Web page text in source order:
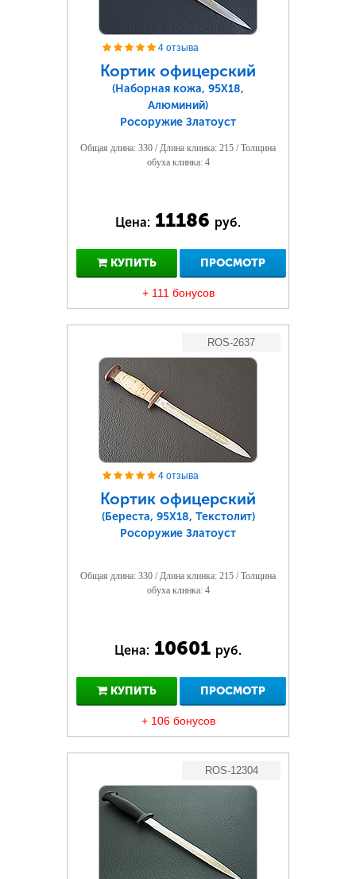
4 отзыва
Кортик офицерский
(Наборная кожа, 95Х18,
Алюминий)
Росоружие Златоуст
Общая длина: 330 / Длина клинка: 215 / Толщина
обуха клинка: 4
Цена: 11186 руб.
КУПИТЬ ПРОСМОТР
+ 111 бонусов
ROS-2637
4 отзыва
Кортик офицерский
(Береста, 95Х18, Текстолит)
Росоружие Златоуст
Общая длина: 330 / Длина клинка: 215 / Толщина
обуха клинка: 4
Цена: 10601 руб.
КУПИТЬ ПРОСМОТР
+ 106 бонусов
ROS-12304